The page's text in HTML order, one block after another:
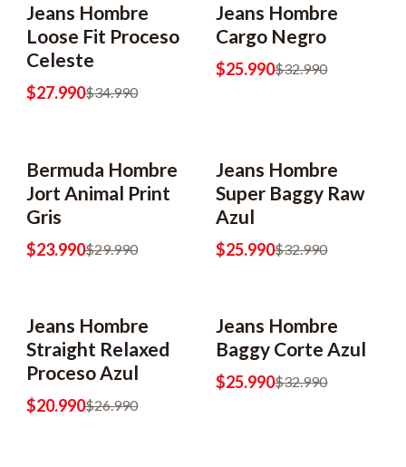
Jeans Hombre
Loose Fit Proceso
Celeste
$27.990$34.990
Jeans Hombre
Cargo Negro
$25.990$32.990
Bermuda Hombre
Jort Animal Print
Gris
$23.990$29.990
Jeans Hombre
Super Baggy Raw
Azul
$25.990$32.990
Jeans Hombre
Straight Relaxed
Proceso Azul
$20.990$26.990
Jeans Hombre
Baggy Corte Azul
$25.990$32.990